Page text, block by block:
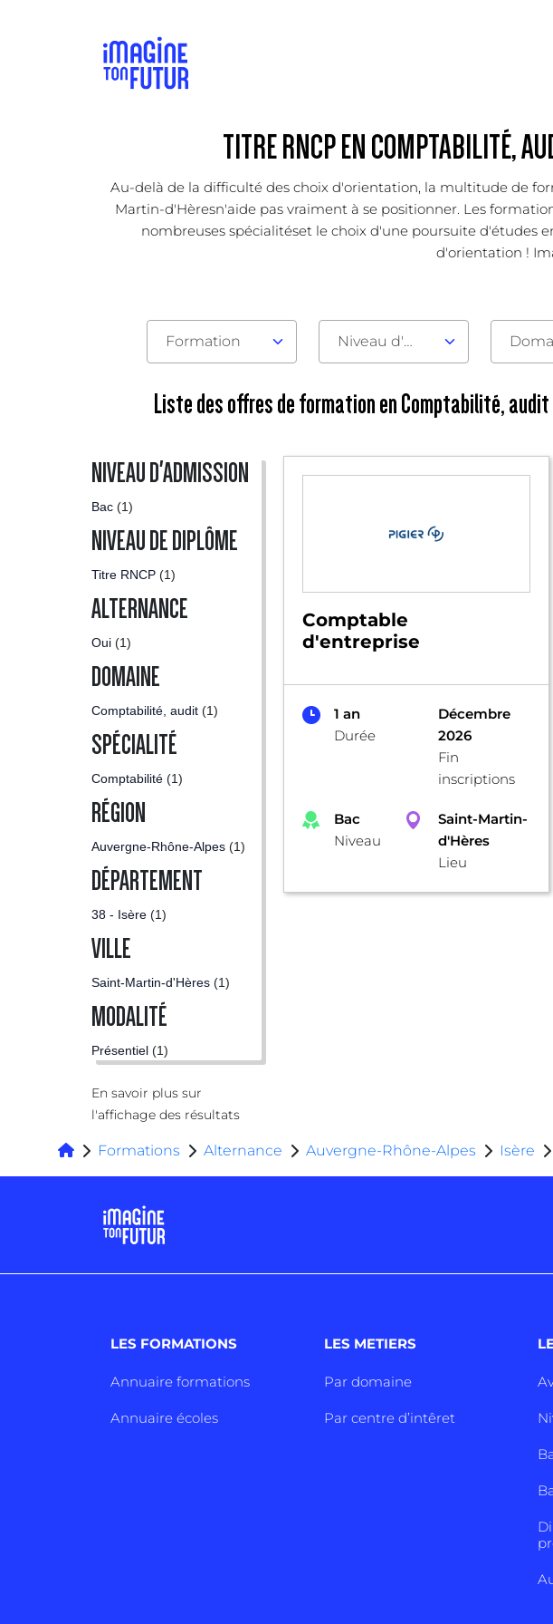
TITRE RNCP EN COMPTABILITÉ,
Au-delà de la difficulté des choix d'orientation, la multitude de
Martin-d'Hèresn'aide pas vraiment à se positionner. Les
nombreuses spécialitéset le choix d'une poursuite d'études
d'orientation !
Formation Niveau d'admission
Liste des offres de formation en Comptabilité, audit
NIVEAU D'ADMISSION
Bac (1)
NIVEAU DE DIPLÔME
Titre RNCP (1)
ALTERNANCE
Oui (1)
DOMAINE
Comptabilité, audit (1)
SPÉCIALITÉ
Comptabilité (1)
RÉGION
Auvergne-Rhône-Alpes (1)
DÉPARTEMENT
38 - Isère (1)
VILLE
Saint-Martin-d'Hères (1)
MODALITÉ
Présentiel (1)
En savoir plus sur
l'affichage des résultats
Comptable
d'entreprise
1 an
Durée
Décembre
2026
Fin
inscriptions
Bac
Niveau
Saint-Martin-
d'Hères
Lieu
Formations Alternance Auvergne-Rhône-Alpes Isère
LES FORMATIONS
Annuaire formations
Annuaire écoles
LES METIERS
Par domaine
Par centre d’intêret